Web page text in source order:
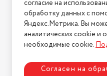
Политика
согласие на
обработку данных с
Яндекс.Метрика. Вы
аналитических cookie и
необходимые cookie.
Согласен на